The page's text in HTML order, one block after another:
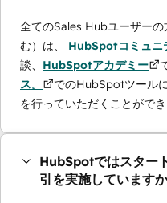
全てのSales Hubユーザー
む）は、 HubSpotコミュニ
談、 HubSpotアカデミー
ス。
でのHubSpotツール
を行っていただくことができ
HubSpotではスター
引を実施しています